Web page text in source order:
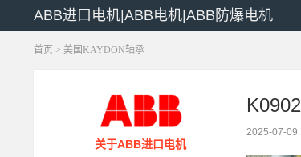
ABB进口电机|ABB电机|ABB防爆电机
首页 > 美国KAYDON轴承
关于ABB进口电机
2025-07-09